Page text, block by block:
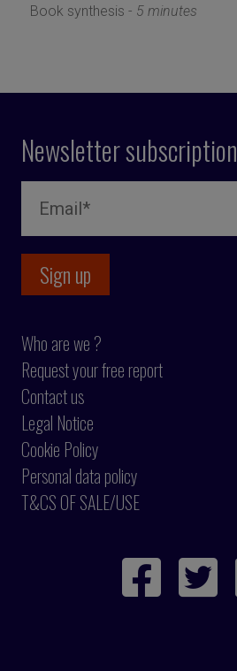
Book synthesis - 5 minutes
Newsletter subscription
Who are we ?
Request your free report
Contact us
Legal Notice
Cookie Policy
Personal data policy
T&CS OF SALE/USE